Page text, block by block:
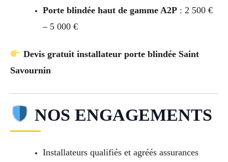
Porte blindée haut de gamme A2P: 2 500 €
– 5 000 €
Devis gratuit installateur porte blindée Saint
Savournin
NOS ENGAGEMENTS
Installateurs qualifiés et agréés assurances